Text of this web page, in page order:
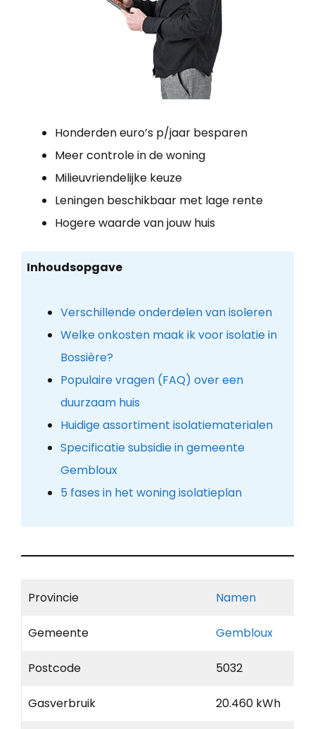
Honderden euro’s p/jaar besparen
Meer controle in de woning
Milieuvriendelijke keuze
Leningen beschikbaar met lage rente
Hogere waarde van jouw huis
Inhoudsopgave
Verschillende onderdelen van isoleren
Welke onkosten maak ik voor isolatie in
Bossière?
Populaire vragen (FAQ) over een
duurzaam huis
Huidige assortiment isolatiematerialen
Specificatie subsidie in gemeente
Gembloux
5 fases in het woning isolatieplan
Provincie Namen
Gemeente Gembloux
Postcode 5032
Gasverbruik 20.460 kWh